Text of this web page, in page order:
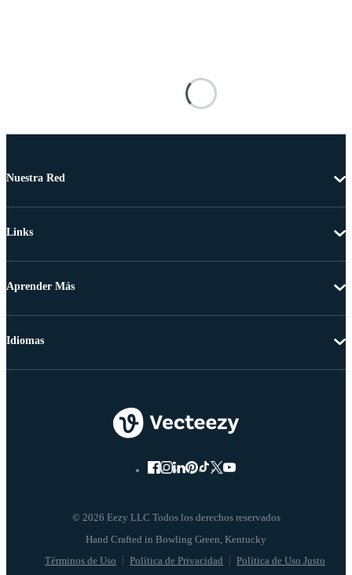
Nuestra Red
Links
Aprender Más
© 2026 Eezy LLC Todos los derechos reservados
Términos de Uso Política de Privacidad Política de Uso Justo
Idiomas